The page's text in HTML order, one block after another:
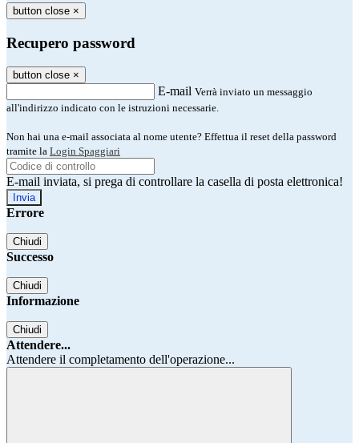
button close ×
Recupero password
button close ×
E-mail Verrà inviato un messaggio
all'indirizzo indicato con le istruzioni necessarie.
Non hai una e-mail associata al nome utente? Effettua il reset della password
tramite la Login Spaggiari
E-mail inviata, si prega di controllare la casella di posta elettronica!
Errore
Chiudi
Successo
Chiudi
Informazione
Chiudi
Attendere...
Attendere il completamento dell'operazione...